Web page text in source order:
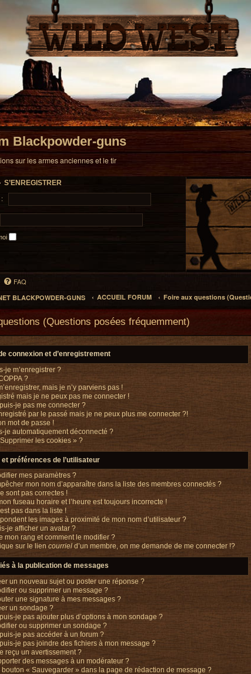
Blackpowder-guns
sur les armes anciennes et le tir
S’ENREGISTRER
FAQ
BLACKPOWDER-GUNS ACCUEIL FORUM Foire aux questions
(Questions posées fréquemment)
connexion et d’enregistrement
je m’enregistrer ?
?
mais je n’y parviens pas !
mais je ne peux pas me connecter !
je pas me connecter ?
par le passé mais je ne peux plus me connecter ?!
mot de passe !
je automatiquement déconnecté ?
les cookies » ?
préférences de l’utilisateur
mes paramètres ?
mon nom d’apparaître dans la liste des membres connectés ?
sont pas correctes !
fuseau horaire et l’heure est toujours incorrecte !
pas dans la liste !
les images à proximité de mon nom d’utilisateur ?
je afficher un avatar ?
mon rang et comment le modifier ?
sur le lien courriel d’un membre, on me demande de me connecter !?
à la publication de messages
un nouveau sujet ou poster une réponse ?
ou supprimer un message ?
une signature à mes messages ?
un sondage ?
je pas ajouter plus d’options à mon sondage ?
ou supprimer un sondage ?
je pas accéder à un forum ?
je pas joindre des fichiers à mon message ?
reçu un avertissement ?
des messages à un modérateur ?
bouton « Sauvegarder » dans la page de rédaction de message ?